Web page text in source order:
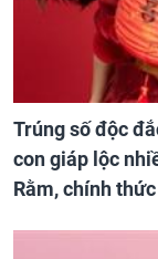
Trúng số độc
con giáp lộc
Rằm, chính